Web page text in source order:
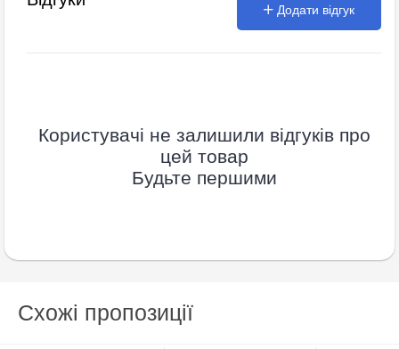
Додати відгук
Користувачі не залишили відгуків про
цей товар
Будьте першими
Схожі пропозиції